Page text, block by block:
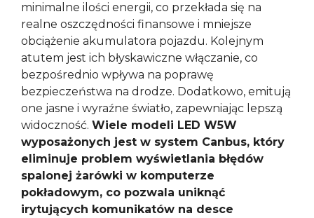
minimalne ilości energii, co przekłada się na
realne oszczędności finansowe i mniejsze
obciążenie akumulatora pojazdu. Kolejnym
atutem jest ich błyskawiczne włączanie, co
bezpośrednio wpływa na poprawę
bezpieczeństwa na drodze. Dodatkowo, emitują
one jasne i wyraźne światło, zapewniając lepszą
widoczność. Wiele modeli LED W5W
wyposażonych jest w system Canbus, który
eliminuje problem wyświetlania błędów
spalonej żarówki w komputerze
pokładowym, co pozwala uniknąć
irytujących komunikatów na desce